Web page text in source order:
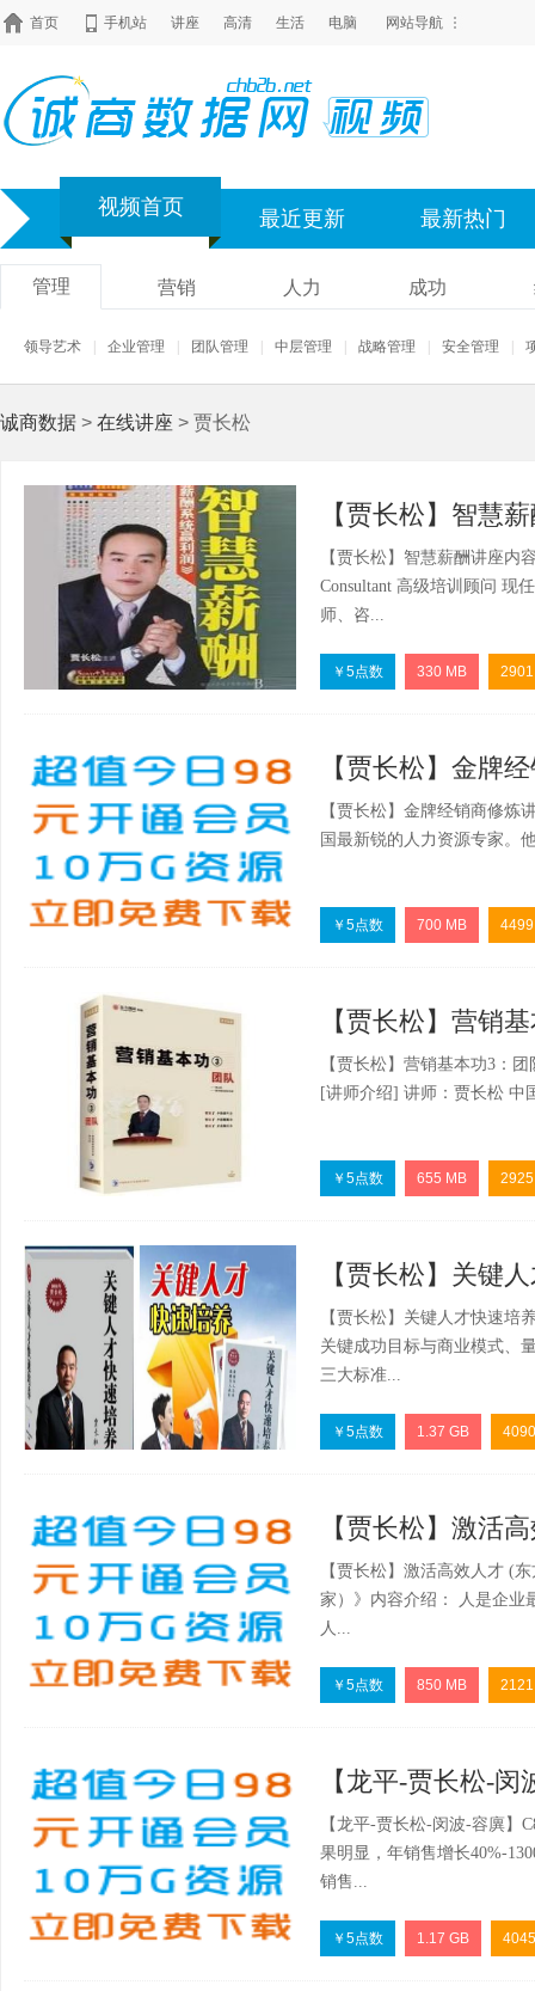
首页 手机站 讲座 高清 生活 电脑 网站导航
视频首页 最近更新 最新热门
管理 营销 人力 成功
领导艺术 企业管理 团队管理 中层管理 战略管理 安全管理
诚商数据 > 在线讲座 > 贾长松
【贾长松】智慧
【贾长松】智慧薪酬讲座内
Consultant 高级培训顾问 现
师、咨...
￥5点数 330 MB 2901
【贾长松】金牌
【贾长松】金牌经销商修炼
国最新锐的人力资源专家。
￥5点数 700 MB 4499
【贾长松】营销
【贾长松】营销基本功3：
[讲师介绍] 讲师：贾长松 中
￥5点数 655 MB 2925
【贾长松】关键
【贾长松】关键人才快速培
关键成功目标与商业模式、
三大标准...
￥5点数 1.37 GB 4090
【贾长松】激活
【贾长松】激活高效人才 (
家）》内容介绍： 人是企业
人...
￥5点数 850 MB 2121
【龙平-贾长松-
【龙平-贾长松-闵波-容廙】
果明显，年销售增长40%-
销售...
￥5点数 1.17 GB 4045